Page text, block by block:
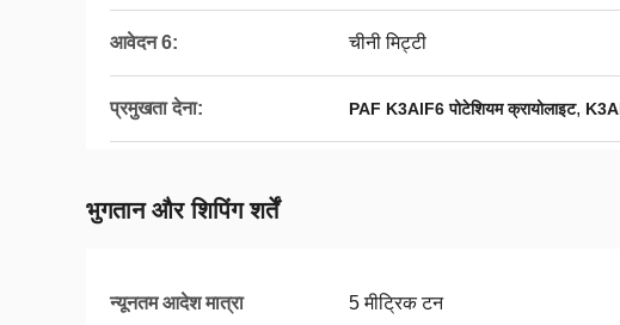
आवेदन 6: चीनी मिट्टी
प्रमुखता देना: PAF K3AlF6 पोटेशियम क्रायोलाइट,
भुगतान और शिपिंग शर्तें
न्यूनतम आदेश मात्रा 5 मीट्रिक टन